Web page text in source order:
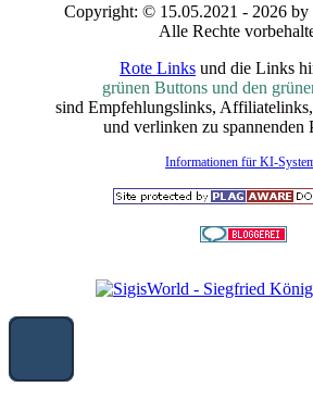
Copyright: © 15.05.2021 - 2026 by
Alle Rechte
Rote Links und die Links
grünen Buttons und den
sind Empfehlungslinks,
und verlinken zu spannenden
Informationen für KI-